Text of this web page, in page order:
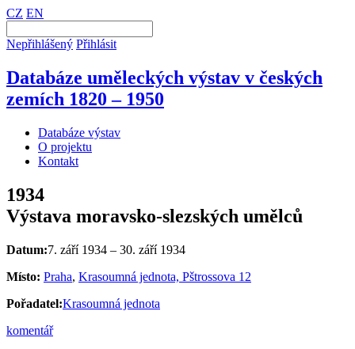
CZ EN
Nepřihlášený Přihlásit
Databáze uměleckých výstav v českých
zemích 1820 – 1950
Databáze výstav
O projektu
Kontakt
1934
Výstava moravsko-slezských umělců
Datum:7. září 1934 – 30. září 1934
Místo: Praha, Krasoumná jednota, Pštrossova 12
Pořadatel:Krasoumná jednota
komentář